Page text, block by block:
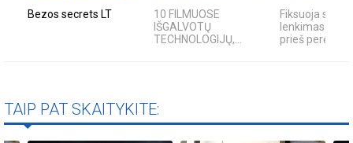
Bezos secrets LT
10 FILMUOSE
IŠGALVOTŲ
TECHNOLOGIJŲ,...
Fiksuoja
lenkimas per
prieš perėją -...
TAIP PAT SKAITYKITE: